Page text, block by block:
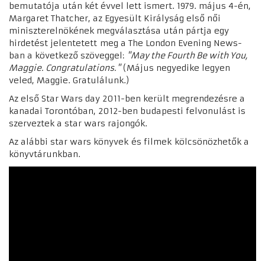
bemutatója után két évvel lett ismert. 1979. május 4-én,
Margaret Thatcher, az Egyesült Királyság első női
miniszterelnökének megválasztása után pártja egy
hirdetést jelentetett meg a The London Evening News-
ban a következő szöveggel: "May the Fourth Be with You,
Maggie. Congratulations."(Május negyedike legyen
veled, Maggie. Gratulálunk.)
Az első Star Wars day 2011-ben került megrendezésre a
kanadai Torontóban, 2012-ben budapesti felvonulást is
szerveztek a star wars rajongók.
Az alábbi star wars könyvek és filmek kölcsönözhetők a
könyvtárunkban.